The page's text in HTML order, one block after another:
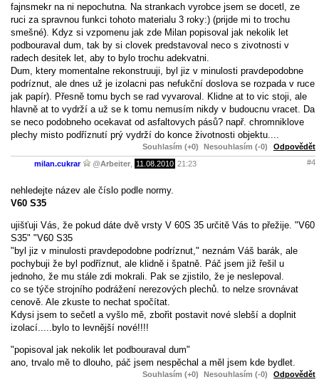
fajnsmekr na ni nepochutna. Na strankach vyrobce jsem se docetl, ze
ruci za spravnou funkci tohoto materialu 3 roky:) (prijde mi to trochu
smešné). Kdyz si vzpomenu jak zde Milan popisoval jak nekolik let
podbouraval dum, tak by si clovek predstavoval neco s zivotnosti v
radech desitek let, aby to bylo trochu adekvatni.
Dum, ktery momentalne rekonstruuji, byl jiz v minulosti pravdepodobne
podríznut, ale dnes už je izolacni pas nefukční doslova se rozpada v ruce
jak papír). Přesně tomu bych se rad vyvaroval. Klidne at to vic stoji, ale
hlavně at to vydrží a už se k tomu nemusím nikdy v budoucnu vracet. Da
se neco podobneho ocekavat od asfaltovych pásů? např. chromniklove
plechy misto podříznutí prý vydrží do konce životnosti objektu....
Souhlasím (+0) Nesouhlasím (-0) Odpovědět
milan.cukrar @Arbeiter 11.08.2010 21:23 #4
nehledejte název ale číslo podle normy.
V60 S35
ujišťuji Vás, že pokud dáte dvě vrsty V 60S 35 určitě Vás to přežije. "V60
S35" "V60 S35
"byl jiz v minulosti pravdepodobne podríznut," neznám Váš barák, ale
pochybuji že byl podříznut, ale klidně i špatně. Páč jsem již řešil u
jednoho, že mu stále zdi mokrali. Pak se zjistilo, že je neslepoval.
co se týče strojního podrážení nerezových plechů. to nelze srovnávat
cenově. Ale zkuste to nechat spočítat.
Kdysi jsem to sečetl a vyšlo mě, zbořit postavit nové slebší a doplnit
izolací.....bylo to levnější nové!!!!
"popisoval jak nekolik let podbouraval dum"
ano, trvalo mě to dlouho, páč jsem nespěchal a měl jsem kde bydlet.
Souhlasím (+0) Nesouhlasím (-0) Odpovědět